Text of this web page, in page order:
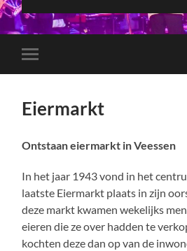
Toggle
mobiel
Eiermarkt
Ontstaan eiermarkt in Veessen
In het jaar 1943 vond in het
laatste Eiermarkt plaats in zijn
deze markt kwamen wekelijks
eieren die ze over hadden te
kochten deze dan op van de